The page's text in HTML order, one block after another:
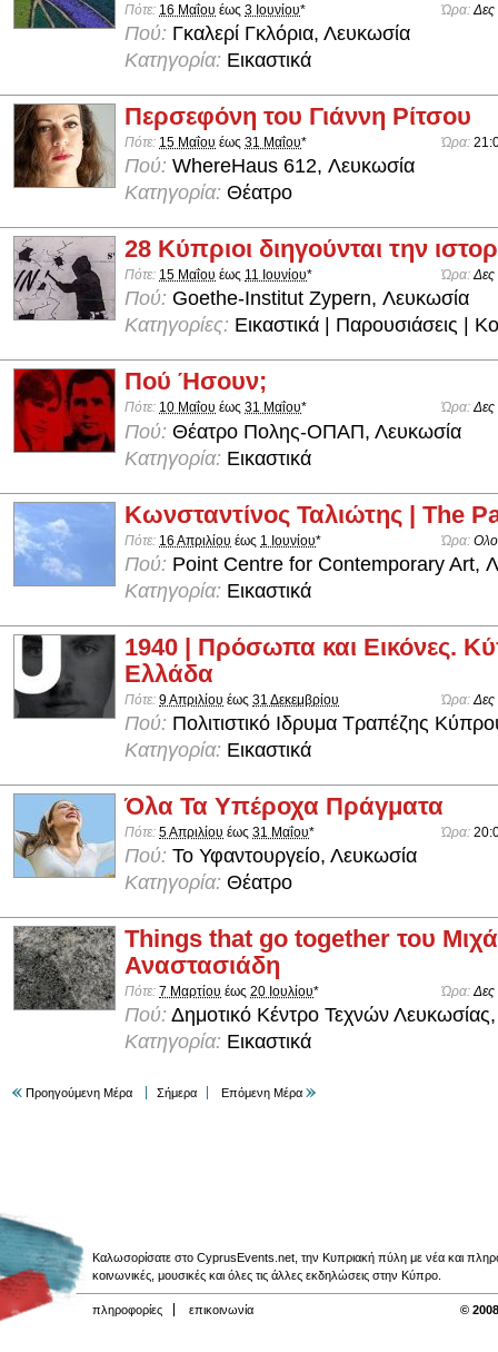
Πότε: 16 Μαΐου έως 3 Ιουνίου* Ώρα:Δες
Πού: Γκαλερί Γκλόρια, Λευκωσία
Κατηγορία: Εικαστικά
Περσεφόνη του Γιάννη Ρίτσου
Πότε: 15 Μαΐου έως 31 Μαΐου* Ώρα:
Πού: WhereHaus 612, Λευκωσία
Κατηγορία: Θέατρο
28 Κύπριοι διηγούνται την
Πότε: 15 Μαΐου έως 11 Ιουνίου* Ώρα:Δες
Πού: Goethe-Institut Zypern, Λευκωσία
Κατηγορίες: Εικαστικά | Παρουσιάσεις |
Πού Ήσουν;
Πότε: 10 Μαΐου έως 31 Μαΐου* Ώρα:Δες
Πού: Θέατρο Πολης-ΟΠΑΠ, Λευκωσία
Κατηγορία: Εικαστικά
Κωνσταντίνος Ταλιώτης | The
Πότε: 16 Απριλίου έως 1 Ιουνίου* Ώρα:
Πού: Point Centre for Contemporary Art,
Κατηγορία: Εικαστικά
1940 | Πρόσωπα και Εικόνες.
Ελλάδα
Πότε: 9 Απριλίου έως 31 Δεκεμβρίου Ώρα: Δες
Πού: Πολιτιστικό Ιδρυμα Τραπέζης
Κατηγορία: Εικαστικά
Όλα Τα Υπέροχα Πράγματα
Πότε: 5 Απριλίου έως 31 Μαΐου* Ώρα:
Πού: Το Υφαντουργείο, Λευκωσία
Κατηγορία: Θέατρο
Things that go together του
Αναστασιάδη
Πότε: 7 Μαρτίου έως 20 Ιουλίου* Ώρα:Δες
Πού: Δημοτικό Κέντρο Τεχνών
Κατηγορία: Εικαστικά
Προηγούμενη Μέρα Σήμερα Επόμενη Μέρα
Καλωσορίσατε στο CyprusEvents.net, την Κυπριακή πύλη με νέα και
κοινωνικές, μουσικές και όλες τις άλλες εκδηλώσεις στην Κύπρο.
πληροφορίες επικοινωνία ©